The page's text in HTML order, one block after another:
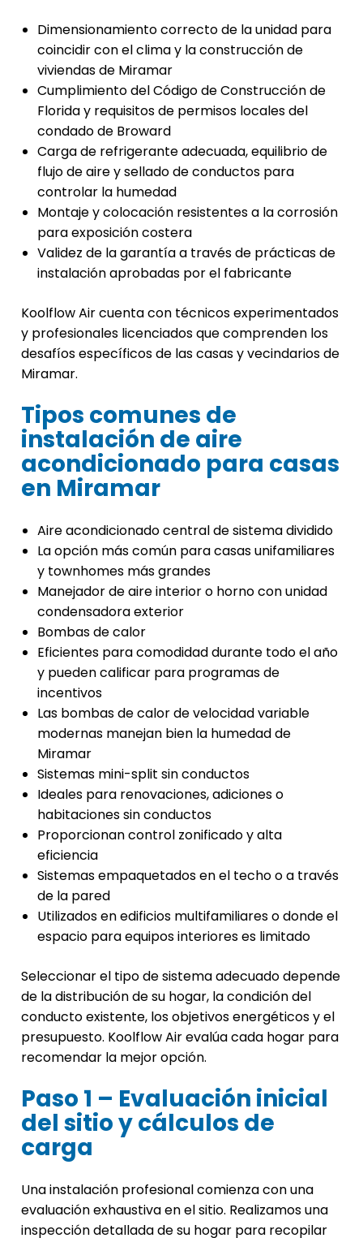
Dimensionamiento correcto de la unidad para
coincidir con el clima y la construcción de
viviendas de Miramar
Cumplimiento del Código de Construcción de
Florida y requisitos de permisos locales del
condado de Broward
Carga de refrigerante adecuada, equilibrio de
flujo de aire y sellado de conductos para
controlar la humedad
Montaje y colocación resistentes a la corrosión
para exposición costera
Validez de la garantía a través de prácticas de
instalación aprobadas por el fabricante
Koolflow Air cuenta con técnicos experimentados
y profesionales licenciados que comprenden los
desafíos específicos de las casas y vecindarios de
Miramar.
Tipos comunes de
instalación de aire
acondicionado para casas
en Miramar
Aire acondicionado central de sistema dividido
La opción más común para casas unifamiliares
y townhomes más grandes
Manejador de aire interior o horno con unidad
condensadora exterior
Bombas de calor
Eficientes para comodidad durante todo el año
y pueden calificar para programas de
incentivos
Las bombas de calor de velocidad variable
modernas manejan bien la humedad de
Miramar
Sistemas mini-split sin conductos
Ideales para renovaciones, adiciones o
habitaciones sin conductos
Proporcionan control zonificado y alta
eficiencia
Sistemas empaquetados en el techo o a través
de la pared
Utilizados en edificios multifamiliares o donde el
espacio para equipos interiores es limitado
Seleccionar el tipo de sistema adecuado depende
de la distribución de su hogar, la condición del
conducto existente, los objetivos energéticos y el
presupuesto. Koolflow Air evalúa cada hogar para
recomendar la mejor opción.
Paso 1 – Evaluación inicial
del sitio y cálculos de
carga
Una instalación profesional comienza con una
evaluación exhaustiva en el sitio. Realizamos una
inspección detallada de su hogar para recopilar